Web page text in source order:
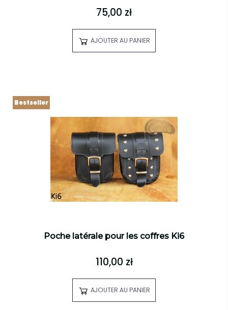
75,00 zł
AJOUTER AU PANIER
Poche latérale pour les coffres Ki6
110,00 zł
AJOUTER AU PANIER
Bestseller